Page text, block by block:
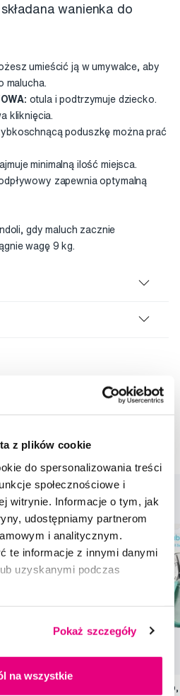
z plików cookie
do spersonalizowania treści
społecznościowe i
witrynie. Informacje o tym, jak
udostępniamy partnerom
i analitycznym.
te informacje z innymi danymi
uzyskanymi podczas
Pokaż szczegóły
na wszystkie
wanienka do
umieścić ją w umywalce, aby
malucha.
otula i podtrzymuje dziecko.
kliknięcia.
poduszkę można prać
minimalną ilość miejsca.
zapewnia optymalną
gdy maluch zacznie
wagę 9 kg.
Frida Łazienka Frida
Frida Baby Easy